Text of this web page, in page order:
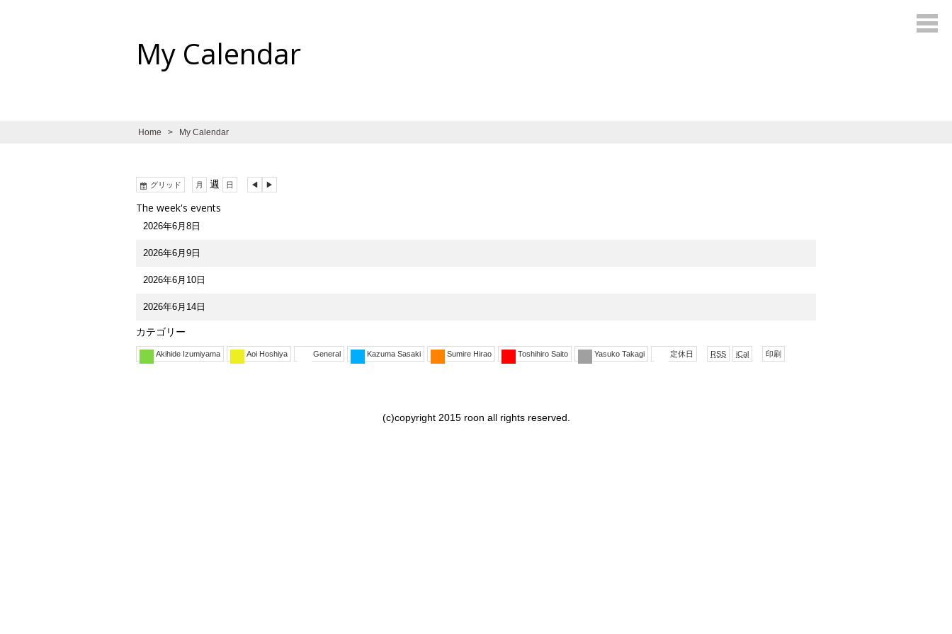
My Calendar
Home > My Calendar
グリッド
示
月 週 日
へ
次
へ
The week's events
2026年6月8日
2026年6月9日
2026年6月10日
2026年6月14日
カテゴリー
Akihide Izumiyama Aoi Hoshiya General Kazuma Sasaki Sumire Hirao Toshihiro Saito Yasuko Takagi 定休日 RSS
購
iCal
式
印刷
示
(c)copyright 2015 roon all rights reserved.